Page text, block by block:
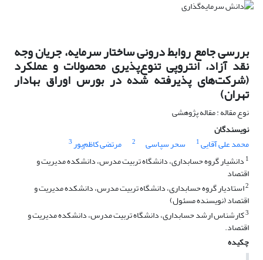
بررسی جامع روابط درونی ساختار سرمایه، جریان وجه
نقد آزاد، انتروپی تنوع‌پذیری‌ محصولات و عملکرد
(شرکت‌های پذیرفته شده در بورس اوراق بهادار
تهران)
نوع مقاله : مقاله پژوهشی
نویسندگان
محمد علی آقایی1 سحر سپاسی 2 مرتضی کاظم‌پور3
1 دانشیار گروه حسابداری، دانشگاه تربیت ‌مدرس، دانشکده مدیریت و
اقتصاد
2استادیار گروه حسابداری، دانشگاه تربیت ‌مدرس، دانشکده مدیریت و
اقتصاد (نویسنده مسئول)
3کارشناس ارشد حسابداری، دانشگاه تربیت مدرس، دانشکده مدیریت و
اقتصاد.
چکیده